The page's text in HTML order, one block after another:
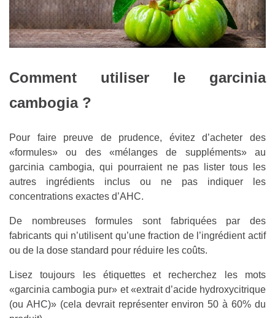
Comment utiliser le garcinia
cambogia ?
Pour faire preuve de prudence, évitez d’acheter des
«formules» ou des «mélanges de suppléments» au
garcinia cambogia, qui pourraient ne pas lister tous les
autres ingrédients inclus ou ne pas indiquer les
concentrations exactes d’AHC.
De nombreuses formules sont fabriquées par des
fabricants qui n’utilisent qu’une fraction de l’ingrédient actif
ou de la dose standard pour réduire les coûts.
Lisez toujours les étiquettes et recherchez les mots
«garcinia cambogia pur» et «extrait d’acide hydroxycitrique
(ou AHC)» (cela devrait représenter environ 50 à 60% du